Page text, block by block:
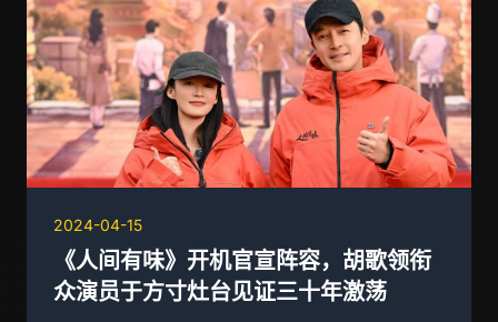
2024-04-15
《人间有味》开机官宣阵容，胡歌领衔
众演员于方寸灶台见证三十年激荡